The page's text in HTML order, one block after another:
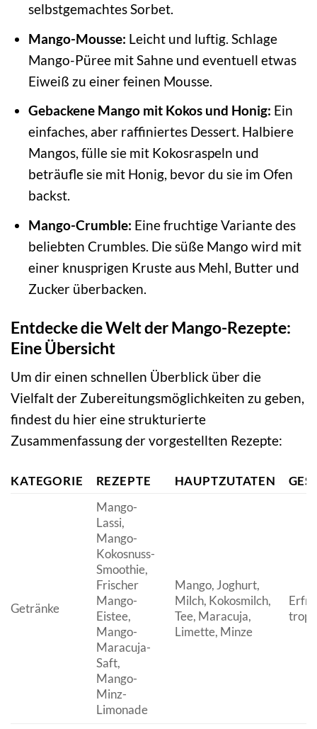
selbstgemachtes Sorbet.
Mango-Mousse: Leicht und luftig. Schlage
Mango-Püree mit Sahne und eventuell etwas
Eiweiß zu einer feinen Mousse.
Gebackene Mango mit Kokos und Honig: Ein
einfaches, aber raffiniertes Dessert. Halbiere
Mangos, fülle sie mit Kokosraspeln und
beträufle sie mit Honig, bevor du sie im Ofen
backst.
Mango-Crumble: Eine fruchtige Variante des
beliebten Crumbles. Die süße Mango wird mit
einer knusprigen Kruste aus Mehl, Butter und
Zucker überbacken.
Entdecke die Welt der Mango-Rezepte:
Eine Übersicht
Um dir einen schnellen Überblick über die
Vielfalt der Zubereitungsmöglichkeiten zu geben,
findest du hier eine strukturierte
Zusammenfassung der vorgestellten Rezepte:
KATEGORIE REZEPTE HAUPTZUTATEN
Getränke
Mango-
Lassi,
Mango-
Kokosnuss-
Smoothie,
Frischer
Mango-
Eistee,
Mango-
Maracuja-
Saft,
Mango-
Minz-
Limonade
Mango, Joghurt,
Milch, Kokosmilch,
Tee, Maracuja,
Limette, Minze